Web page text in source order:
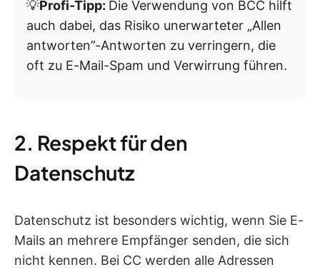
💡Profi-Tipp: Die Verwendung von BCC hilft
auch dabei, das Risiko unerwarteter „Allen
antworten”-Antworten zu verringern, die
oft zu E-Mail-Spam und Verwirrung führen.
2. Respekt für den
Datenschutz
Datenschutz ist besonders wichtig, wenn Sie E-
Mails an mehrere Empfänger senden, die sich
nicht kennen. Bei CC werden alle Adressen